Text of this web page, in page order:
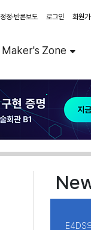
정정·반론보도 로그인 회원
Maker's Zone
E4DS